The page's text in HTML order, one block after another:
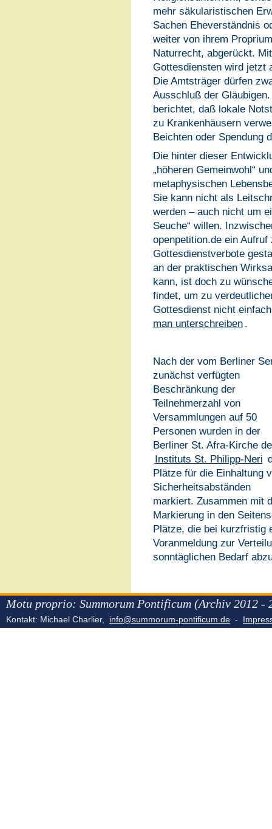
mehr säkularistischen
Sachen Eheverständnis
weiter von ihrem
Naturrecht, abgerückt.
Gottesdiensten wird jetzt
Die Amtsträger dürfen
Ausschluß der
berichtet, daß lokale
zu Krankenhäusern
Beichten oder Spendung
Die hinter dieser
„höheren Gemeinwohl“
metaphysischen
Sie kann nicht als
werden – auch nicht um
Seuche“ willen.
openpetition.de ein
Gottesdienstverbote
an der praktischen
kann, ist doch zu
findet, um zu
Gottesdienst nicht
man unterschreiben .
Nach der vom Berliner
zunächst verfügten
Beschränkung der
Teilnehmerzahl von
Versammlungen auf 50
Personen wurden in der
Berliner St. Afra-Kirche
Instituts St. Philipp-Neri
Plätze für die Einhaltung
Sicherheitsabständen
markiert. Zusammen mit
Markierung in den
Plätze, die bei kurzfristig
Voranmeldung zur
sonntäglichen Bedarf
Motu proprio: Summorum Pontificum (Archiv 2012 -
Kontakt: Michael Charlier, info@summorum-pontificum.de -